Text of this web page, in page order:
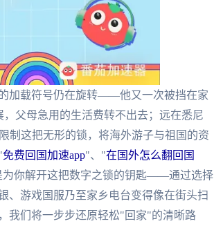
加载符号仍在旋转——他又一次被挡在家
父母急用的生活费转不出去；远在悉尼
制这把无形的锁，将海外游子与祖国的资
免费回国加速app"、"在国外怎么翻回国
为你解开这把数字之锁的钥匙——通过选择
、游戏国服乃至家乡电台变得像在街头扫
我们将一步步还原轻松"回家"的清晰路